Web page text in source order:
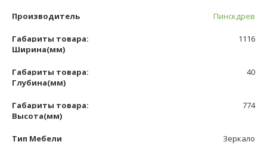
Производитель Пинскдрев
Габариты товара:
Ширина(мм)
1116
Габариты товара:
Глубина(мм)
40
Габариты товара:
Высота(мм)
774
Тип Мебели Зеркало